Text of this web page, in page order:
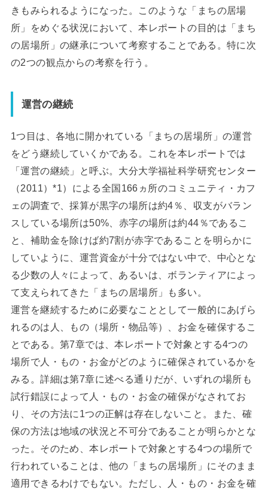
きもみられるようになった。このような「まちの居場
所」をめぐる状況において、本レポートの目的は「まち
の居場所」の継承について考察することである。特に次
の2つの観点からの考察を行う。
運営の継続
1つ目は、各地に開かれている「まちの居場所」の運営
をどう継続していくかである。これを本レポートでは
「運営の継続」と呼ぶ。大分大学福祉科学研究センター
（2011）*1）による全国166ヵ所のコミュニティ・カフ
ェの調査で、採算が黒字の場所は約4％、収支がバラン
スしている場所は50%、赤字の場所は約44％であるこ
と、補助金を除けば約7割が赤字であることを明らかに
していように、運営資金が十分ではない中で、中心とな
る少数の人々によって、あるいは、ボランティアによっ
て支えられてきた「まちの居場所」も多い。
運営を継続するために必要なこととして一般的にあげら
れるのは人、もの（場所・物品等）、お金を確保するこ
とである。第7章では、本レポートで対象とする4つの
場所で人・もの・お金がどのように確保されているかを
みる。詳細は第7章に述べる通りだが、いずれの場所も
試行錯誤によって人・もの・お金の確保がなされてお
り、その方法に1つの正解は存在しないこと。また、確
保の方法は地域の状況と不可分であることが明らかとな
った。そのため、本レポートで対象とする4つの場所で
行われていることは、他の「まちの居場所」にそのまま
適用できるわけでもない。ただし、人・もの・お金を確